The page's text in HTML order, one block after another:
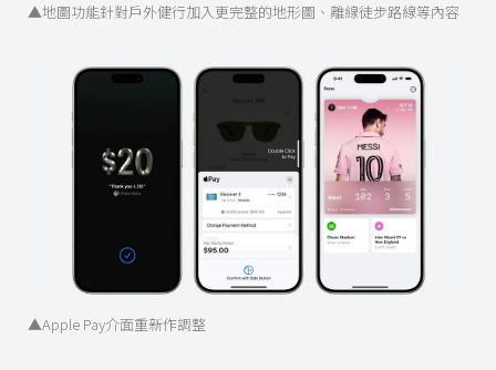
▲地圖功能針對戶外健行加入更完整的地形圖、離線徒步路線等內容
▲Apple Pay介面重新作調整